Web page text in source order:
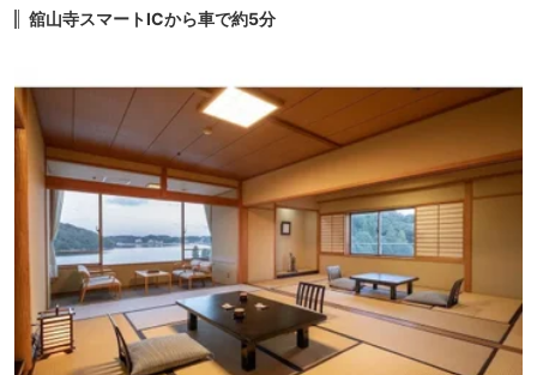
舘山寺スマートICから車で約5分